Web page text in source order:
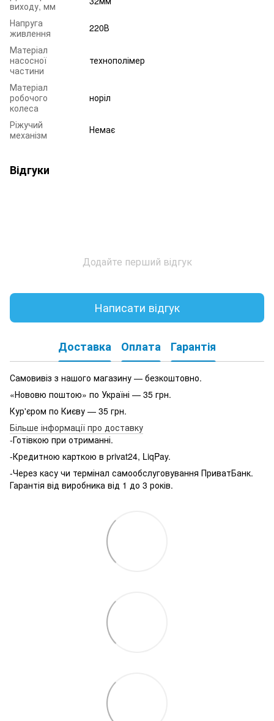
виходу, мм
Напруга
живлення
220В
Матеріал
насосної
частини
технополімер
Матеріал
робочого
колеса
норіл
Ріжучий
механізм
Немає
Відгуки
Додайте перший відгук
Написати відгук
Доставка Оплата Гарантія
Самовивіз з нашого магазину — безкоштовно.
«Нововю поштою» по Україні — 35 грн.
Кур'єром по Києву — 35 грн.
Більше інформації про доставку
-Готівкою при отриманні.
-Кредитною карткою в privat24, LiqPay.
-Через касу чи термінал самообслуговування ПриватБанк.
Гарантія від виробника від 1 до 3 років.